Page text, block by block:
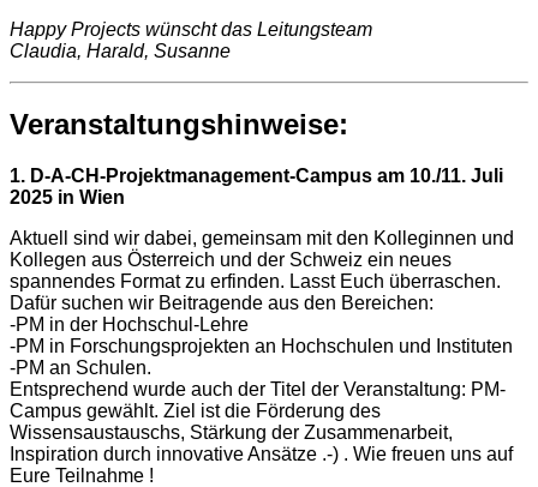
Happy Projects wünscht das Leitungsteam
Claudia, Harald, Susanne
Veranstaltungshinweise:
1. D-A-CH-Projektmanagement-Campus am 10./11. Juli
2025 in Wien
Aktuell sind wir dabei, gemeinsam mit den Kolleginnen und
Kollegen aus Österreich und der Schweiz ein neues
spannendes Format zu erfinden. Lasst Euch überraschen.
Dafür suchen wir Beitragende aus den Bereichen:
-PM in der Hochschul-Lehre
-PM in Forschungsprojekten an Hochschulen und Instituten
-PM an Schulen.
Entsprechend wurde auch der Titel der Veranstaltung: PM-
Campus gewählt. Ziel ist die Förderung des
Wissensaustauschs, Stärkung der Zusammenarbeit,
Inspiration durch innovative Ansätze .-) . Wie freuen uns auf
Eure Teilnahme !